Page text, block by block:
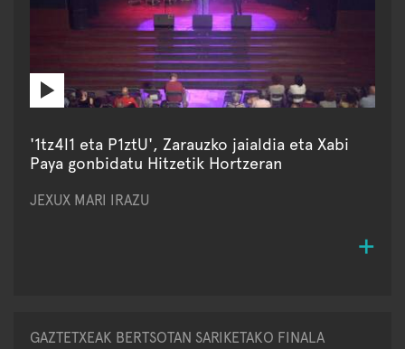
'1tz4l1 eta P1ztU', Zarauzko jaialdia eta Xabi
Paya gonbidatu Hitzetik Hortzeran
JEXUX MARI IRAZU
GAZTETXEAK BERTSOTAN SARIKETAKO FINALA